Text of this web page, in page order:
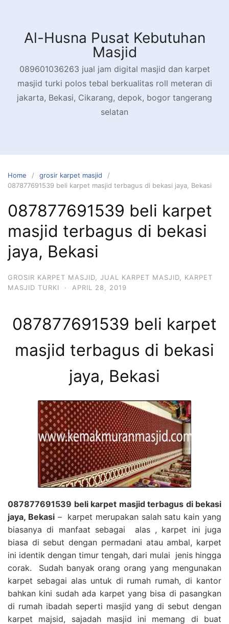
contentAl-Husna Pusat Kebutuhan
Masjid
089601036263 jual jam digital masjid dan karpet
masjid turki polos tebal berkualitas roll meteran di
jakarta, Bekasi, Cikarang, depok, bogor tangerang
selatan
Home
grosir karpet masjid
087877691539 beli karpet masjid terbagus di bekasi jaya, Bekasi
087877691539 beli karpet
masjid terbagus di bekasi
jaya, Bekasi
GROSIR KARPET MASJID JUAL KARPET MASJID
KARPET
MASJID TURKI
· APRIL 28, 2019
087877691539 beli karpet
masjid terbagus di bekasi
jaya, Bekasi
087877691539 beli karpet masjid terbagus di bekasi
jaya, Bekasi– karpet merupakan salah satu kain yang
biasanya di manfaat sebagai alas , karpet ini juga
biasa di sebut dengan permadani atau ambal, karpet
ini identik dengan timur tengah, dari mulai jenis hingga
corak. Sudah banyak orang orang yang mengunakan
karpet sebagai alas untuk di rumah rumah, di kantor
bahkan kini sudah ada karpet yang bisa di pasangkan
di rumah ibadah seperti masjid yang di sebut dengan
karpet majsid, sajadah masjid ini memang di buat